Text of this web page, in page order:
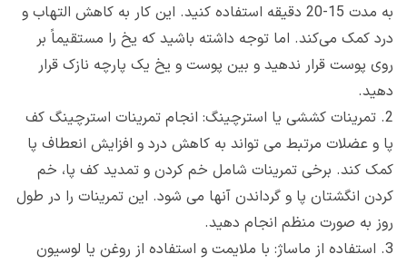
به مدت 15-20 دقیقه استفاده کنید. این کار به کاهش التهاب و
درد کمک می‌کند. اما توجه داشته باشید که یخ را مستقیماً بر
روی پوست قرار ندهید و بین پوست و یخ یک پارچه نازک قرار
دهید.
2. تمرینات کششی یا استرچینگ: انجام تمرینات استرچینگ کف
پا و عضلات مرتبط می تواند به کاهش درد و افزایش انعطاف پا
کمک کند. برخی تمرینات شامل خم کردن و تمدید کف پا، خم
کردن انگشتان پا و گرداندن آنها می شود. این تمرینات را در طول
روز به صورت منظم انجام دهید.
3. استفاده از ماساژ: با ملایمت و استفاده از روغن یا لوسیون